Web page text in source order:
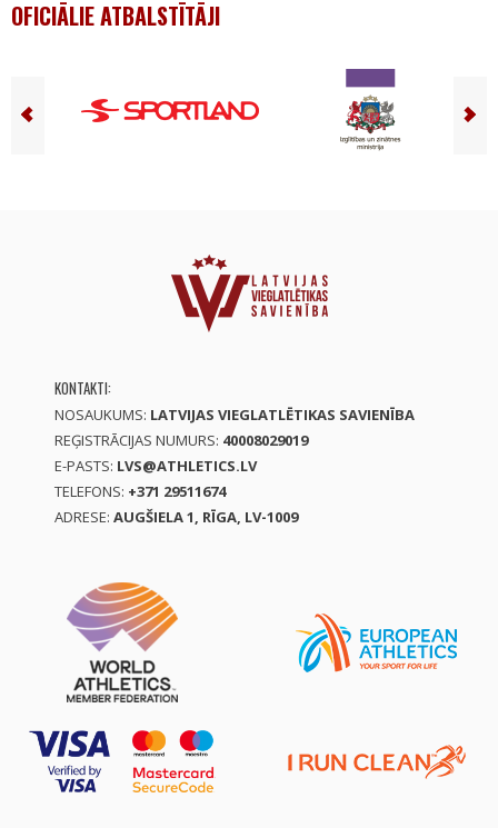
OFICIĀLIE ATBALSTĪTĀJI
KONTAKTI:
NOSAUKUMS: LATVIJAS VIEGLATLĒTIKAS SAVIENĪBA
REĢISTRĀCIJAS NUMURS: 40008029019
E-PASTS: LVS@ATHLETICS.LV
TELEFONS: +371 29511674
ADRESE: AUGŠIELA 1, RĪGA, LV-1009